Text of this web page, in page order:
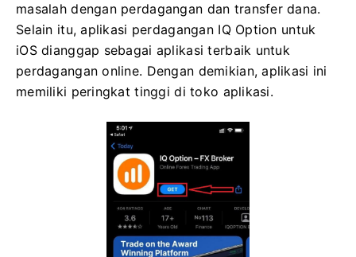
masalah dengan perdagangan dan transfer dana.
Selain itu, aplikasi perdagangan IQ Option untuk
iOS dianggap sebagai aplikasi terbaik untuk
perdagangan online. Dengan demikian, aplikasi ini
memiliki peringkat tinggi di toko aplikasi.